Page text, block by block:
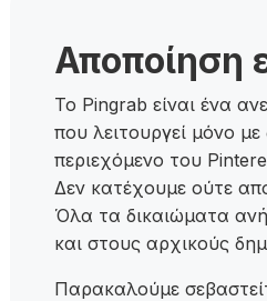
Αποποίηση
Το Pingrab είναι ένα
που λειτουργεί μόνο με
περιεχόμενο του
Δεν κατέχουμε ούτε
Όλα τα δικαιώματα
και στους αρχικούς
Παρακαλούμε